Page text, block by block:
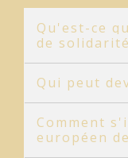
Qu'est-ce
de
Qui peut
Comment
européen